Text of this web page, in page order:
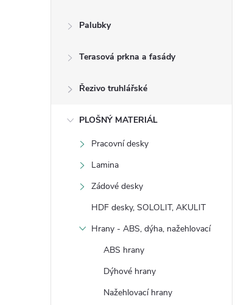
Palubky
Terasová prkna a fasády
Řezivo truhlářské
PLOŠNÝ MATERIÁL
Pracovní desky
Lamina
Zádové desky
HDF desky, SOLOLIT, AKULIT
Hrany - ABS, dýha, nažehlovací
ABS hrany
Dýhové hrany
Nažehlovací hrany